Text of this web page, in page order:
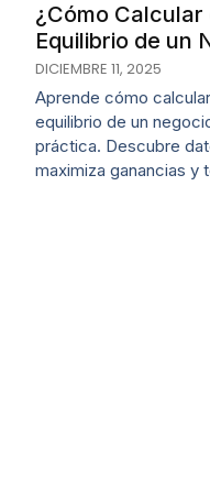
¿Cómo Calcular
Equilibrio de un
DICIEMBRE 11, 2025
Aprende cómo
equilibrio de un
práctica. Descubre
maximiza ganancias y